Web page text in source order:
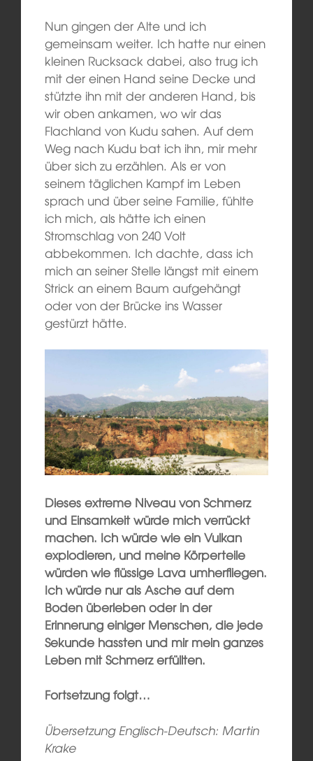
Nun gingen der Alte und ich
gemeinsam weiter. Ich hatte nur einen
kleinen Rucksack dabei, also trug ich
mit der einen Hand seine Decke und
stützte ihn mit der anderen Hand, bis
wir oben ankamen, wo wir das
Flachland von Kudu sahen. Auf dem
Weg nach Kudu bat ich ihn, mir mehr
über sich zu erzählen. Als er von
seinem täglichen Kampf im Leben
sprach und über seine Familie, fühlte
ich mich, als hätte ich einen
Stromschlag von 240 Volt
abbekommen. Ich dachte, dass ich
mich an seiner Stelle längst mit einem
Strick an einem Baum aufgehängt
oder von der Brücke ins Wasser
gestürzt hätte.
Dieses extreme Niveau von Schmerz
und Einsamkeit würde mich verrückt
machen. Ich würde wie ein Vulkan
explodieren, und meine Körperteile
würden wie flüssige Lava umherfliegen.
Ich würde nur als Asche auf dem
Boden überleben oder in der
Erinnerung einiger Menschen, die jede
Sekunde hassten und mir mein ganzes
Leben mit Schmerz erfüllten.
Fortsetzung folgt…
Übersetzung Englisch-Deutsch: Martin
Krake